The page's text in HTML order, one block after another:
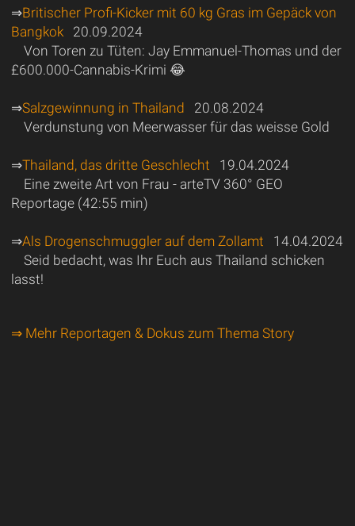
⇒Britischer Profi-Kicker mit 60 kg Gras im Gepäck von
Bangkok20.09.2024
Von Toren zu Tüten: Jay Emmanuel-Thomas und der
£600.000-Cannabis-Krimi 😂
⇒Salzgewinnung in Thailand 20.08.2024
Verdunstung von Meerwasser für das weisse Gold
⇒Thailand, das dritte Geschlecht 19.04.2024
Eine zweite Art von Frau - arteTV 360° GEO
Reportage (42:55 min)
⇒Als Drogenschmuggler auf dem Zollamt 14.04.2024
Seid bedacht, was Ihr Euch aus Thailand schicken
lasst!
⇒ Mehr Reportagen & Dokus zum Thema Story